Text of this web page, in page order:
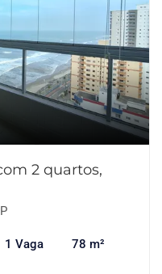
2 quartos,
1 Vaga 78 m²